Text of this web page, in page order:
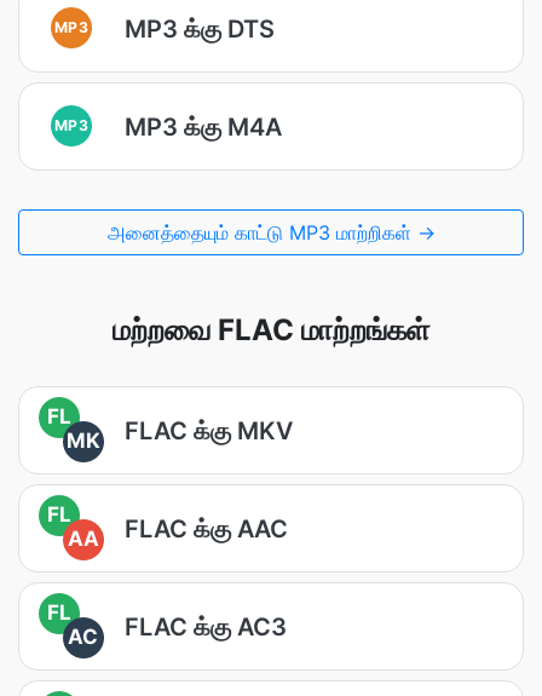
MP3 MP3 க்கு DTS
MP3 MP3 க்கு M4A
அனைத்தையும் காட்டு MP3 மாற்றிகள் →
மற்றவை FLAC மாற்றங்கள்
FL
MK
FLAC க்கு MKV
FL
AA
FLAC க்கு AAC
FL
AC
FLAC க்கு AC3